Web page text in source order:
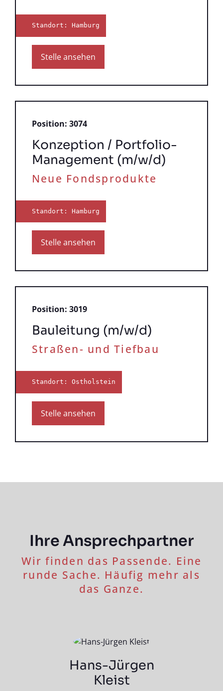
Standort: Hamburg
Stelle ansehen
Position: 3074
Konzeption / Portfolio-
Management (m/w/d)
Neue Fondsprodukte
Standort: Hamburg
Stelle ansehen
Position: 3019
Bauleitung (m/w/d)
Straßen- und Tiefbau
Standort: Ostholstein
Stelle ansehen
Ihre Ansprech­partner
Wir finden das Passende. Eine
runde Sache. Häufig mehr als
das Ganze.
Hans-Jürgen
Kleist